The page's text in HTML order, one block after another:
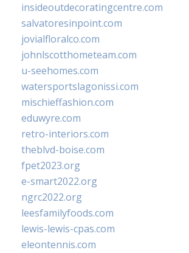
insideoutdecoratingcentre.com
salvatoresinpoint.com
jovialfloralco.com
johnlscotthometeam.com
u-seehomes.com
watersportslagonissi.com
mischieffashion.com
eduwyre.com
retro-interiors.com
theblvd-boise.com
fpet2023.org
e-smart2022.org
ngrc2022.org
leesfamilyfoods.com
lewis-lewis-cpas.com
eleontennis.com